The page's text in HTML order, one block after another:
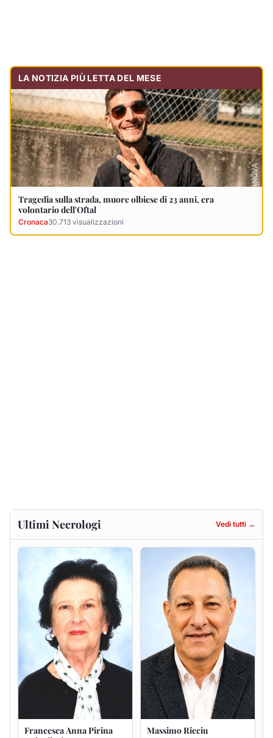
Francesca Anna Pirina
ved. Pileri
6 agosto 2026
Massimo Ricciu
6 agosto 2026